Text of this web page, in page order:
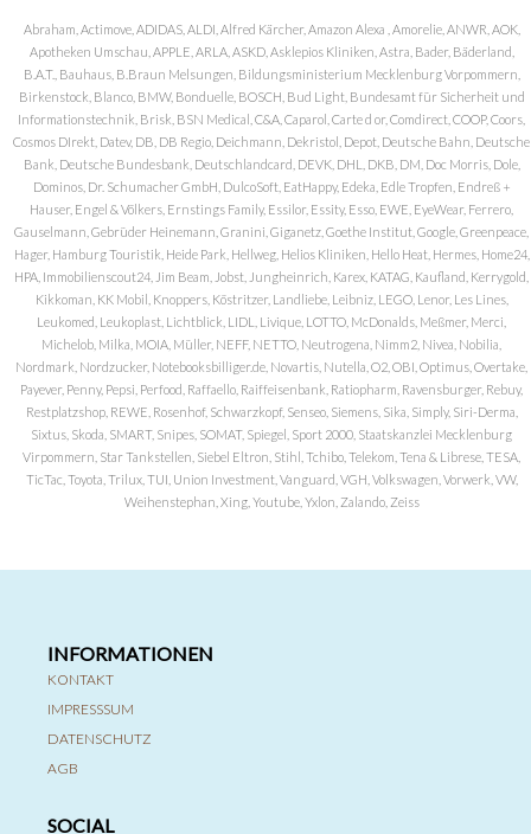
Abraham, Actimove, ADIDAS, ALDI, Alfred Kärcher, Amazon Alexa , Amorelie, ANWR, AOK,
Apotheken Umschau, APPLE, ARLA, ASKD, Asklepios Kliniken, Astra, Bader, Bäderland,
B.A.T., Bauhaus, B.Braun Melsungen, Bildungsministerium Mecklenburg Vorpommern,
Birkenstock, Blanco, BMW, Bonduelle, BOSCH, Bud Light, Bundesamt für Sicherheit und
Informationstechnik, Brisk, BSN Medical, C&A, Caparol, Carte d or, Comdirect, COOP, Coors,
Cosmos DIrekt, Datev, DB, DB Regio, Deichmann, Dekristol, Depot, Deutsche Bahn, Deutsche
Bank, Deutsche Bundesbank, Deutschlandcard, DEVK, DHL, DKB, DM, Doc Morris, Dole,
Dominos, Dr. Schumacher GmbH, DulcoSoft, EatHappy, Edeka, Edle Tropfen, Endreß +
Hauser, Engel & Völkers, Ernstings Family, Essilor, Essity, Esso, EWE, EyeWear, Ferrero,
Gauselmann, Gebrüder Heinemann, Granini, Giganetz, Goethe Institut, Google, Greenpeace,
Hager, Hamburg Touristik, Heide Park, Hellweg, Helios Kliniken, Hello Heat, Hermes, Home24,
HPA, Immobilienscout24, Jim Beam, Jobst, Jungheinrich, Karex, KATAG, Kaufland, Kerrygold,
Kikkoman, KK Mobil, Knoppers, Köstritzer, Landliebe, Leibniz, LEGO, Lenor, Les Lines,
Leukomed, Leukoplast, Lichtblick, LIDL, Livique, LOTTO, McDonalds, Meßmer, Merci,
Michelob, Milka, MOIA, Müller, NEFF, NETTO, Neutrogena, Nimm2, Nivea, Nobilia,
Nordmark, Nordzucker, Notebooksbilliger.de, Novartis, Nutella, O2, OBI, Optimus, Overtake,
Payever, Penny, Pepsi, Perfood, Raffaello, Raiffeisenbank, Ratiopharm, Ravensburger, Rebuy,
Restplatzshop, REWE, Rosenhof, Schwarzkopf, Senseo, Siemens, Sika, Simply, Siri-Derma,
Sixtus, Skoda, SMART, Snipes, SOMAT, Spiegel, Sport 2000, Staatskanzlei Mecklenburg
Virpommern, Star Tankstellen, Siebel Eltron, Stihl, Tchibo, Telekom, Tena & Librese, TESA,
TicTac, Toyota, Trilux, TUI, Union Investment, Vanguard, VGH, Volkswagen, Vorwerk, VW,
Weihenstephan, Xing, Youtube, Yxlon, Zalando, Zeiss
INFORMATIONEN
KONTAKT
IMPRESSSUM
DATENSCHUTZ
AGB
SOCIAL